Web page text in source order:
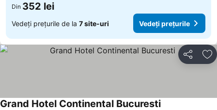
Din 352 lei
Vedeți prețurile de la 7 site-uri Vedeți prețurile
Distribuiți
Grand Hotel Continental Bucuresti